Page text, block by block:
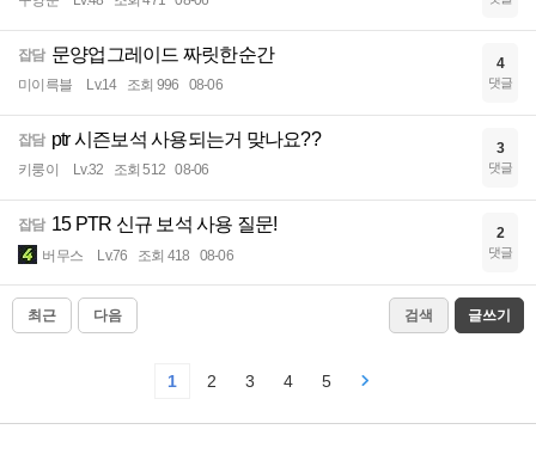
잡담 문양업그레이드 짜릿한순간
미이륵블 Lv.14 조회 996 08-06
4
댓글
잡담 ptr 시즌보석 사용되는거 맞나요??
키룽이 Lv.32 조회 512 08-06
3
댓글
잡담 15 PTR 신규 보석 사용 질문!
버무스 Lv.76 조회 418 08-06
2
댓글
최근 다음 검색 글쓰기
1 2 3 4 5